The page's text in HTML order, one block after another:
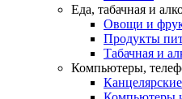
Еда, табачная и
Овощи и
Продукты
Табачная и
Компьютеры,